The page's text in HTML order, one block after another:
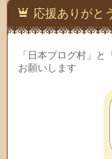
応援ありがと
「日本ブログ村」
お願いします